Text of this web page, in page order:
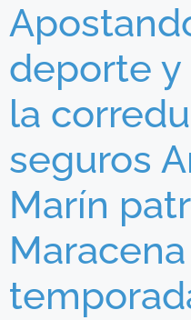
deporte y
la
seguros
Marín